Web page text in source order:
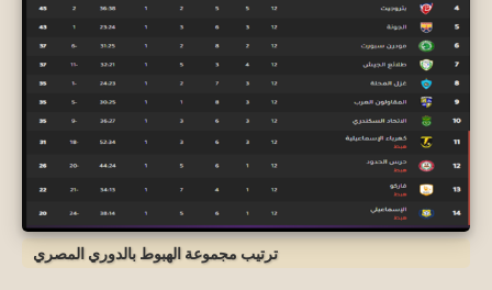
ترتيب مجموعة الهبوط بالدوري المصري